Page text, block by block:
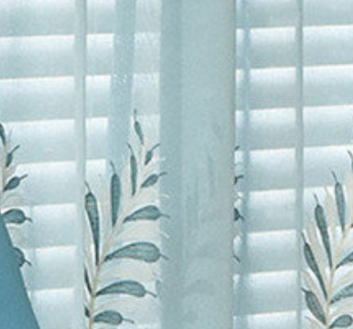
ット>Vilde レ
ト>カジュアル
スト>キュート>
スト>ナチュラル